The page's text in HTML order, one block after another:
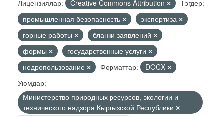
Лицензиялар:
Creative Commons Attribution
Тэгдер:
промышленная безопасность
экспертиза
горные работы
бланки заявлений
формы
государственные услуги
недропользование
Форматтар:
DOCX
Уюмдар:
Министерство природных ресурсов, экологии и
технического надзора Кыргызской Республики